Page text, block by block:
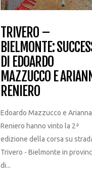
TRIVERO –
BIELMONTE:
DI EDOARDO
MAZZUCCO E
RENIERO
Edoardo Mazzucco e Arianna
Reniero hanno vinto la 2ª
edizione della corsa su
Trivero - Bielmonte in
di...